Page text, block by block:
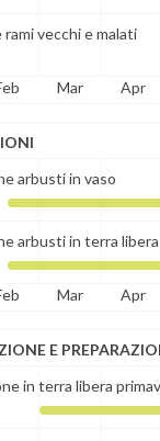
rami vecchi e malati
Mar Apr
arbusti in vaso
arbusti in terra libera
Mar Apr
E
in terra libera